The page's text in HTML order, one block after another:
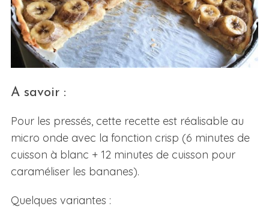
A savoir :
Pour les pressés, cette recette est réalisable au
micro onde avec la fonction crisp (6 minutes de
cuisson à blanc + 12 minutes de cuisson pour
caraméliser les bananes).
Quelques variantes :